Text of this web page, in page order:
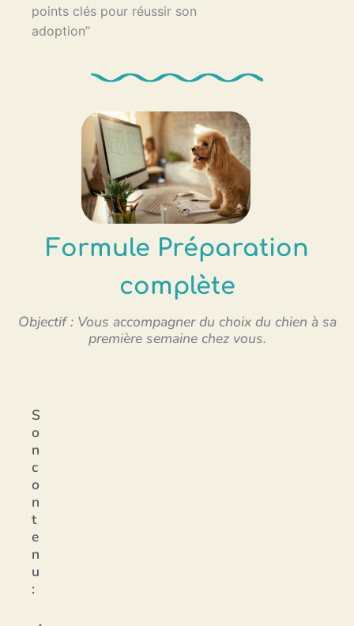
points clés pour réussir son
adoption”
Formule Préparation
complète
Objectif : Vous accompagner du choix du chien à sa
première semaine chez vous.
S
o
n
c
o
n
t
e
n
u
: